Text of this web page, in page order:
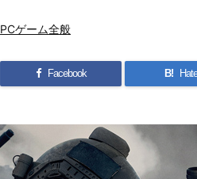
PCゲーム全般
Facebook B!